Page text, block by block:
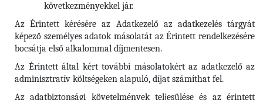
következményekkel jár.
Az Érintett kérésére az Adatkezelő az adatkezelés tárgyát
képező személyes adatok másolatát az Érintett rendelkezésére
bocsátja első alkalommal díjmentesen.
Az Érintett által kért további másolatokért az adatkezelő az
adminisztratív költségeken alapuló, díjat számíthat fel.
Az adatbiztonsági követelmények teljesülése és az érintett